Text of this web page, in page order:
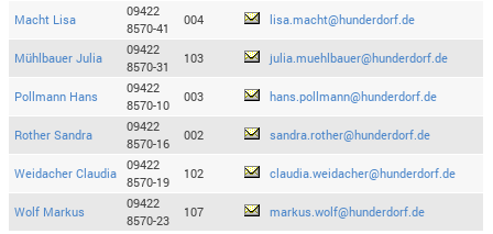
Macht Lisa
09422
8570-41
004 lisa.macht@hunderdorf.de
Mühlbauer Julia
09422
8570-31
103 julia.muehlbauer@hunderdorf.de
Pollmann Hans
09422
8570-10
003 hans.pollmann@hunderdorf.de
Rother Sandra
09422
8570-16
002 sandra.rother@hunderdorf.de
Weidacher Claudia
09422
8570-19
102 claudia.weidacher@hunderdorf.de
Wolf Markus
09422
8570-23
107 markus.wolf@hunderdorf.de